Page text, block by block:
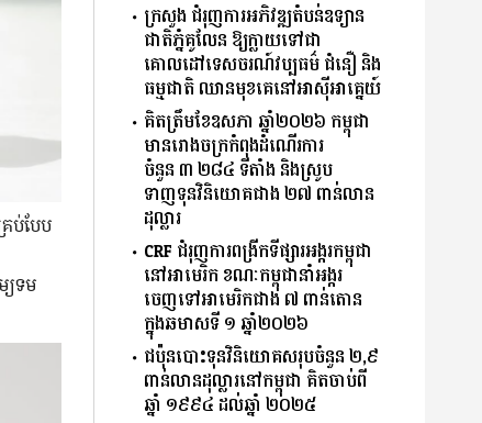
ប់​បែប​
យទម
ក្រសួង ជំរុញការអភិវឌ្ឍតំបន់ឧទ្យាន
ជាតិភ្នំគូលែន ឱ្យក្លាយទៅជា
គោលដៅទេសចរណ៍វប្បធម៌ ជំនឿ និង
ធម្មជាតិ ឈានមុខគេនៅអាស៊ីអាគ្នេយ៍
គិតត្រឹមខែឧសភា ឆ្នាំ២០២៦ កម្ពុជា
មានរោងចក្រកំពុងដំណើរការ
ចំនួន ៣.២៨៤ ទីតាំង និងស្រូប
ទាញទុនវិនិយោគជាង ២៧ ពាន់លាន
ដុល្លារ
CRF ជំរុញការពង្រីកទីផ្សារអង្ករកម្ពុជា
នៅអាមេរិក ខណៈកម្ពុជានាំអង្ករ
ចេញទៅអាមេរិកជាង ៧ ពាន់តោន
ក្នុងឆមាសទី ១ ឆ្នាំ២០២៦
ជប៉ុនបោះទុនវិនិយោគសរុបចំនួន ២,៩
ពាន់លានដុល្លារនៅកម្ពុជា គិតចាប់ពី
ឆ្នាំ ១៩៩៤ ដល់ឆ្នាំ ២០២៥